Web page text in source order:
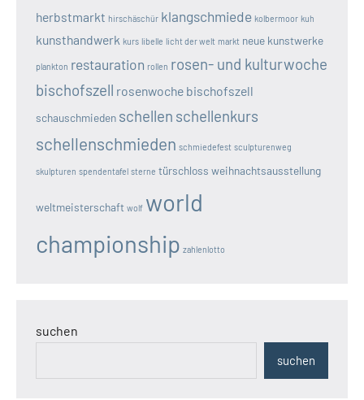
herbstmarkt hirschäschür klangschmiede kolbermoor kuh
kunsthandwerk kurs libelle licht der welt markt neue kunstwerke
plankton restauration rollen rosen- und kulturwoche
bischofszell rosenwoche bischofszell
schauschmieden schellen schellenkurs
schellenschmieden schmiedefest sculpturenweg
skulpturen spendentafel sterne türschloss weihnachtsausstellung
weltmeisterschaft wolf world
championship zahlenlotto
suchen
suchen